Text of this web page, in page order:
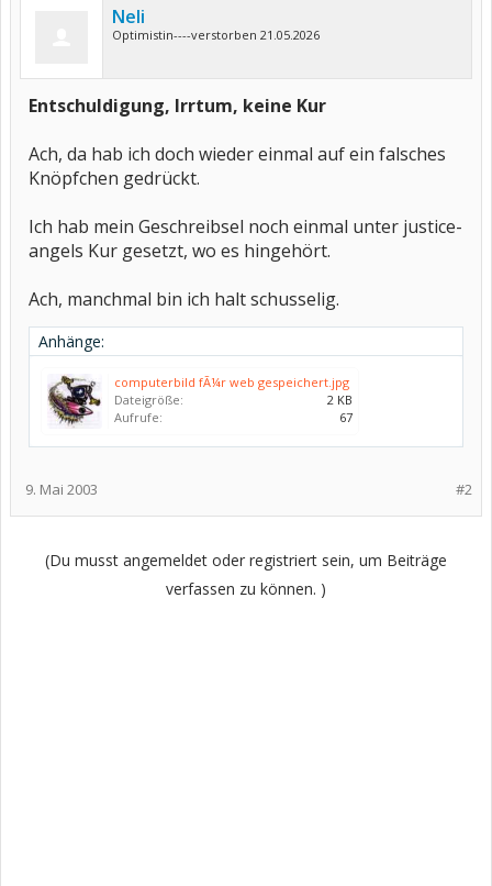
Neli
Optimistin----verstorben 21.05.2026
Entschuldigung, Irrtum, keine Kur
Ach, da hab ich doch wieder einmal auf ein falsches
Knöpfchen gedrückt.
Ich hab mein Geschreibsel noch einmal unter justice-
angels Kur gesetzt, wo es hingehört.
Ach, manchmal bin ich halt schusselig.
Anhänge:
computerbild fÃ¼r web gespeichert.jpg
Dateigröße:
2 KB
Aufrufe:
67
#2
9. Mai 2003
(Du musst angemeldet oder registriert sein, um Beiträge
verfassen zu können. )